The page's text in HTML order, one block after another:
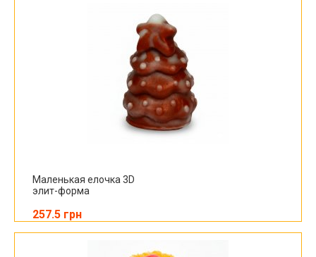
Маленькая елочка 3D
элит-форма
257.5 грн